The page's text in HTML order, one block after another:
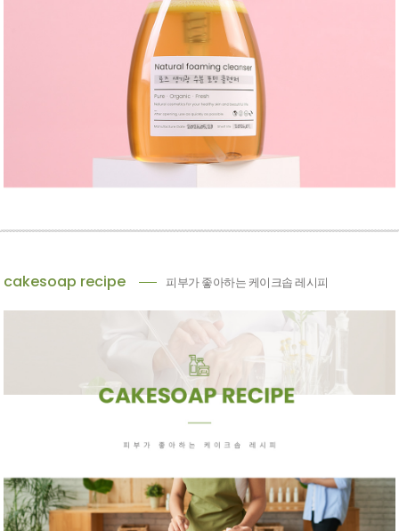
cakesoap recipe 피부가 좋아하는 케이크솝 레시피